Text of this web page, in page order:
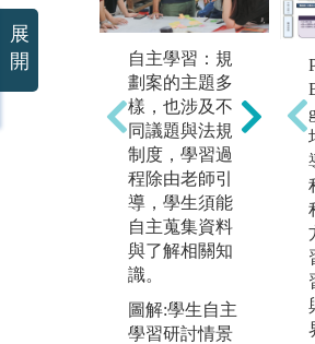
自主學習：規
劃案的主題多
樣，也涉及不
同議題與法規
制度，學習過
程除由老師引
導，學生須能
自主蒐集資料
與了解相關知
識。
圖解:學生自主
學習研討情景
展
開